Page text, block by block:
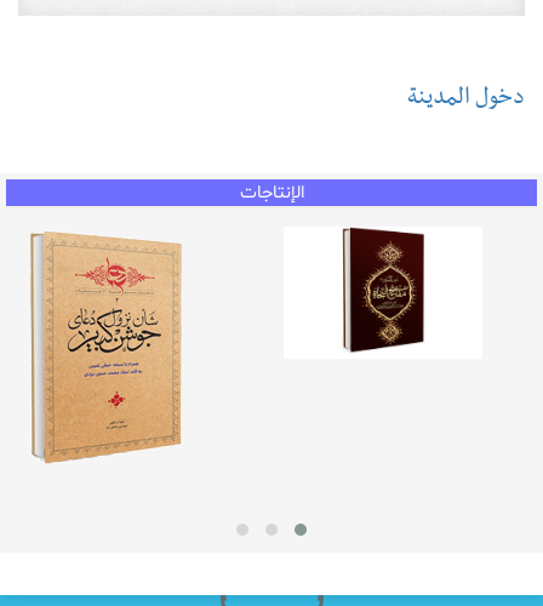
دخول المدينة
الإنتاجات